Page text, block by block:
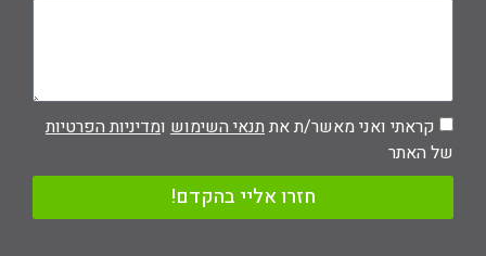
קראתי ואני מאשר/ת אתתנאי השימוש ומדיניות הפרטיות
של האתר
חזרו אליי בהקדם!